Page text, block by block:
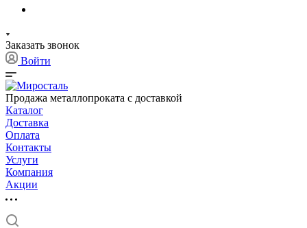
Заказать звонок
Войти
Продажа металлопроката с доставкой
Каталог
Доставка
Оплата
Контакты
Услуги
Компания
Акции